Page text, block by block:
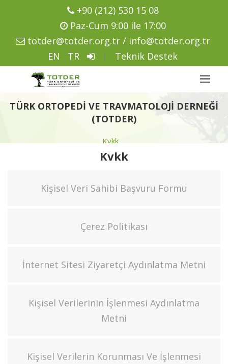
+90 (212) 530 15 08
Paz-Cum 9:00 ile 17:00
totder@totder.org.tr / info@totder.org.tr
EN
TR | Teknik Destek
TÜRK ORTOPEDI VE TRAVMATOLOJI DERNEĞI
(TOTDER)
Kvkk
Kvkk
Kişisel Veri Sahibi Başvuru Formu
Çerez Politikası
İnternet Sitesi Ziyaretçi Aydınlatma Metni
Kişisel Verilerinin İşlenmesi Aydınlatma
Metni
Kişisel Verilerin Korunması Ve İşlenmesi